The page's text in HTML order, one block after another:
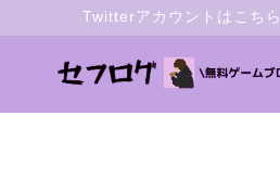
Twitterアカウントはこちら